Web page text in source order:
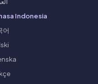
Indonesia
어